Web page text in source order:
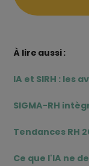
À lire aussi :
IA et SIRH : les
SIGMA-RH
Tendances RH
Ce que l'IA ne